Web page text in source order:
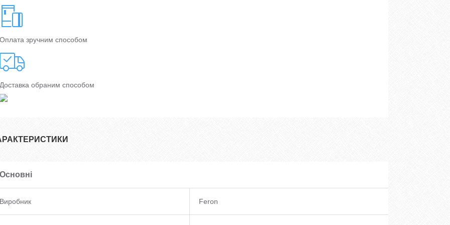
Оплата зручним способом
Доставка обраним способом
Основні
Виробник Feron